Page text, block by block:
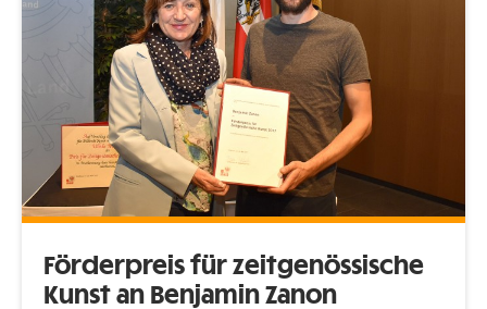
Förderpreis für zeitgenössische
Kunst an Benjamin Zanon